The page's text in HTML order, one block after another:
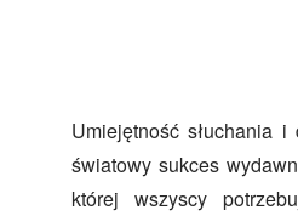
Umiejętność słuchania
światowy sukces
której wszyscy